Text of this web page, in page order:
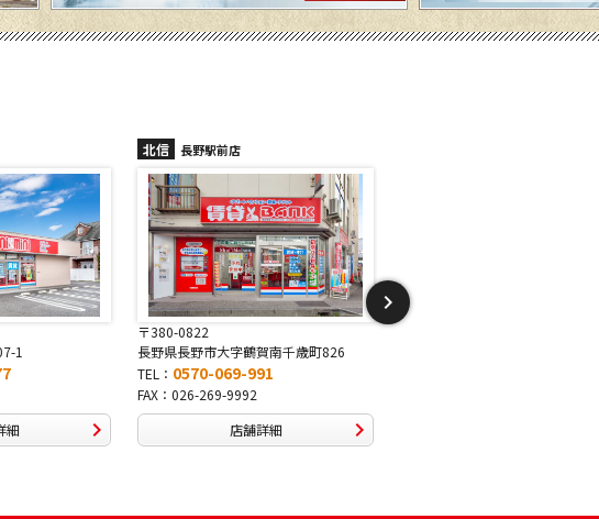
賀南千歳町826
詳細
北信 長野稲里店
〒381-2243
長野県長野市稲里1-5-25
TEL：0570-067-878
FAX：026-286-7888
店舗詳細